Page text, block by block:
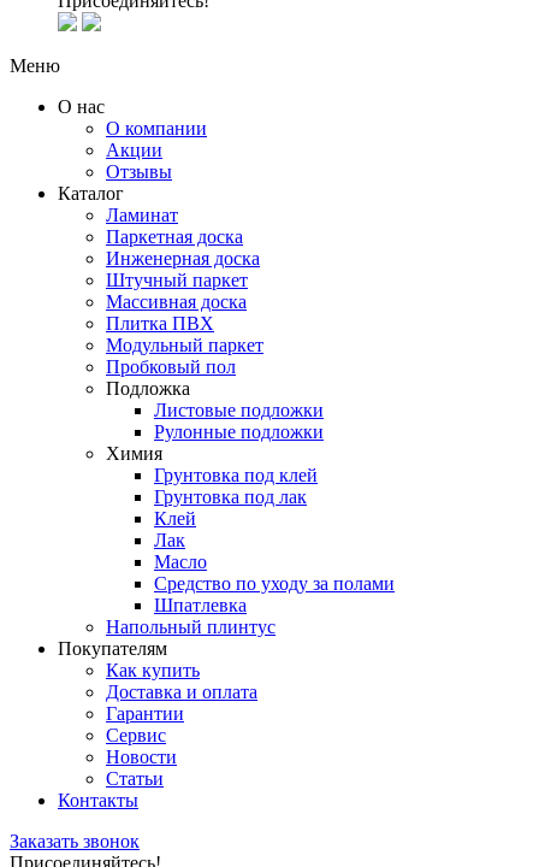
Меню
О нас
О компании
Акции
Отзывы
Каталог
Ламинат
Паркетная доска
Инженерная доска
Штучный паркет
Массивная доска
Плитка ПВХ
Модульный паркет
Пробковый пол
Подложка
Листовые подложки
Рулонные подложки
Химия
Грунтовка под клей
Грунтовка под лак
Клей
Лак
Масло
Средство по уходу за полами
Шпатлевка
Напольный плинтус
Покупателям
Как купить
Доставка и оплата
Гарантии
Сервис
Новости
Статьи
Контакты
Заказать звонок
Присоединяйтесь!